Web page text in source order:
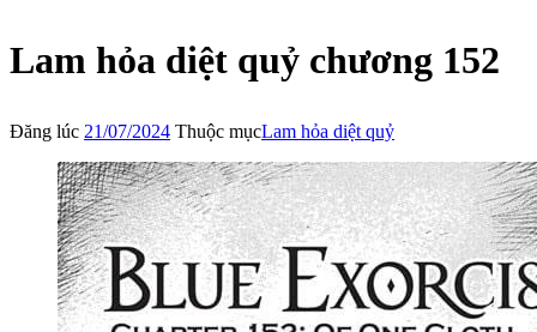
Lam hỏa diệt quỷ chương 152
Đăng lúc 21/07/2024 Thuộc mụcLam hỏa diệt quỷ